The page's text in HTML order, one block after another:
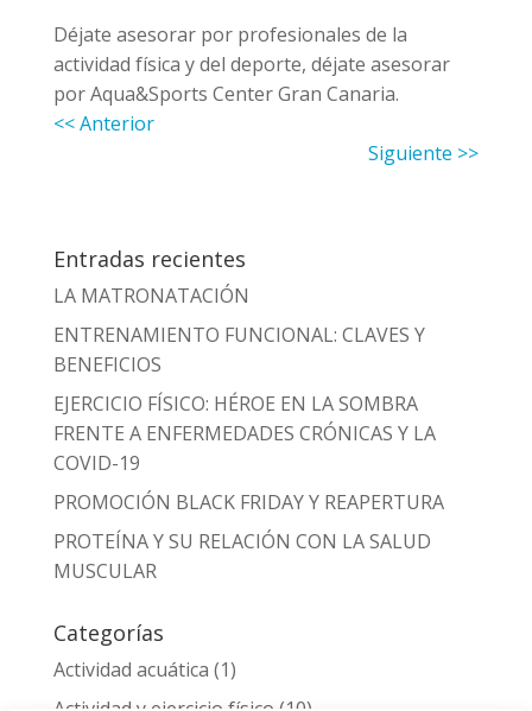
Déjate asesorar por profesionales de la
actividad física y del deporte, déjate asesorar
por Aqua&Sports Center Gran Canaria.
<< Anterior
Siguiente >>
Entradas recientes
LA MATRONATACIÓN
ENTRENAMIENTO FUNCIONAL: CLAVES Y
BENEFICIOS
EJERCICIO FÍSICO: HÉROE EN LA SOMBRA
FRENTE A ENFERMEDADES CRÓNICAS Y LA
COVID-19
PROMOCIÓN BLACK FRIDAY Y REAPERTURA
PROTEÍNA Y SU RELACIÓN CON LA SALUD
MUSCULAR
Categorías
Actividad acuática (1)